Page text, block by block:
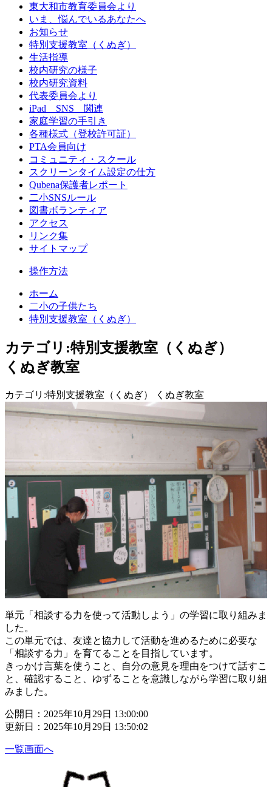
東大和市教育委員会より
いま、悩んでいるあなたへ
お知らせ
特別支援教室（くぬぎ）
生活指導
校内研究の様子
校内研究資料
代表委員会より
iPad SNS 関連
家庭学習の手引き
各種様式（登校許可証）
PTA会員向け
コミュニティ・スクール
スクリーンタイム設定の仕方
Qubena保護者レポート
二小SNSルール
図書ボランティア
アクセス
リンク集
サイトマップ
操作方法
ホーム
二小の子供たち
特別支援教室（くぬぎ）
カテゴリ:特別支援教室（くぬぎ）
くぬぎ教室
カテゴリ:特別支援教室（くぬぎ） くぬぎ教室
単元「相談する力を使って活動しよう」の学習に取り組みま
した。
この単元では、友達と協力して活動を進めるために必要な
「相談する力」を育てることを目指しています。
きっかけ言葉を使うこと、自分の意見を理由をつけて話すこ
と、確認すること、ゆずることを意識しながら学習に取り組
みました。
公開日：2025年10月29日 13:00:00
更新日：2025年10月29日 13:50:02
一覧画面へ